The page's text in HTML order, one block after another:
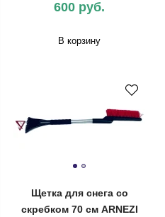
600 руб.
В корзину
Щетка для снега со
скребком 70 см ARNEZI